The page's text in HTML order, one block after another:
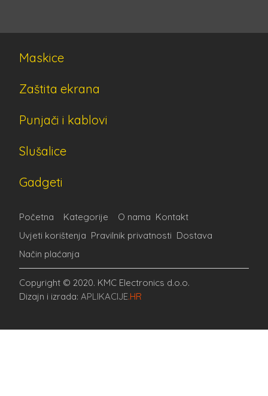
Maskice
Zaštita ekrana
Punjači i kablovi
Slušalice
Gadgeti
Početna Kategorije O nama Kontakt
Uvjeti korištenja Pravilnik privatnosti Dostava
Način plaćanja
Copyright © 2020. KMC Electronics d.o.o.
Dizajn i izrada: APLIKACIJE.HR